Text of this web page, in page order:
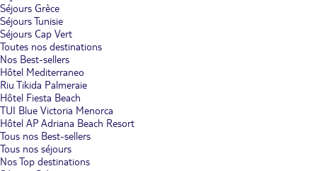
Séjours Grèce
Séjours Tunisie
Séjours Cap Vert
Toutes nos destinations
Nos Best-sellers
Hôtel Mediterraneo
Riu Tikida Palmeraie
Hôtel Fiesta Beach
TUI Blue Victoria Menorca
Hôtel AP Adriana Beach Resort
Tous nos Best-sellers
Tous nos séjours
Nos Top destinations